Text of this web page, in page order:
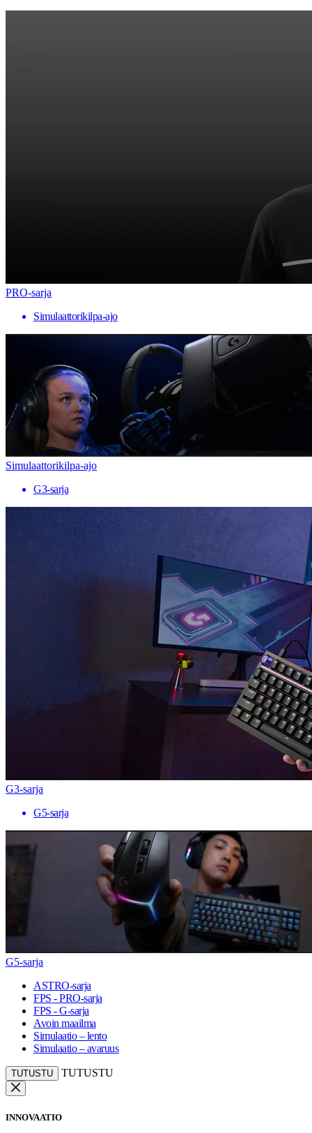
PRO-sarja
Simulaattorikilpa-ajo
Simulaattorikilpa-ajo
G3-sarja
G3-sarja
G5-sarja
G5-sarja
ASTRO-sarja
FPS - PRO-sarja
FPS - G-sarja
Avoin maailma
Simulaatio – lento
Simulaatio – avaruus
TUTUSTU TUTUSTU
INNOVAATIO